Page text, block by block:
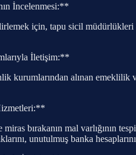
İncelenmesi:**
için, tapu sicil müdürlükleri
İletişim:**
kurumlarından alınan
bırakanın mal varlığının
unutulmuş banka